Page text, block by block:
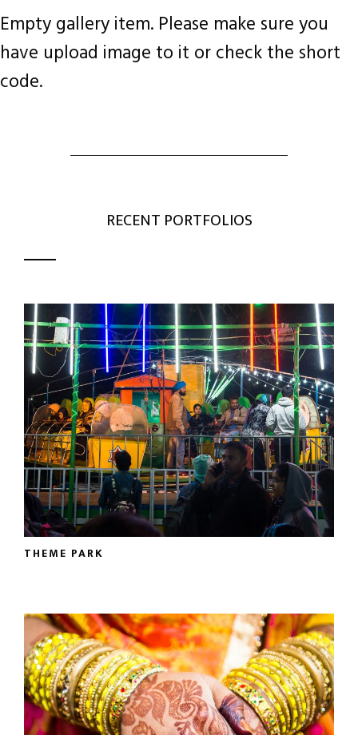
Empty gallery item. Please make sure you
have upload image to it or check the short
code.
RECENT PORTFOLIOS
THEME PARK